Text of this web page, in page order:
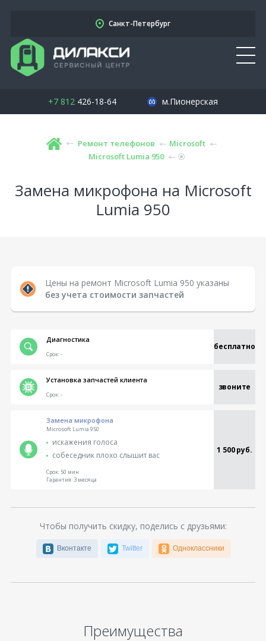
Санкт-Петербург
+7 812426-18-64 м.Пионерская
Ремонт телефонов
Microsoft
Microsoft Lumia 950
Замена микрофона на Microsoft
Lumia 950
Цены на ремонт Microsoft Lumia 950 указаны
без учета стоимости запчастей
Диагностика
бесплатно
Срок:-
Установка запчастей клиента
звоните
Срок:-
Замена микрофона
Microsoft Lumia 950
искажения голоса
собеседник плохо слышит вас
1 500 руб.
Срок:50 мин
Гарантия:3 месяца
Чтобы получить скидку, поделись с друзьями:
Вконтакте Twitter Одноклассники
Преимущества